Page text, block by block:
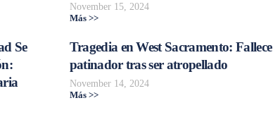
November 15, 2024
Más >>
Se
Tragedia en West Sacramento: Fallece
patinador tras ser atropellado
November 14, 2024
Más >>